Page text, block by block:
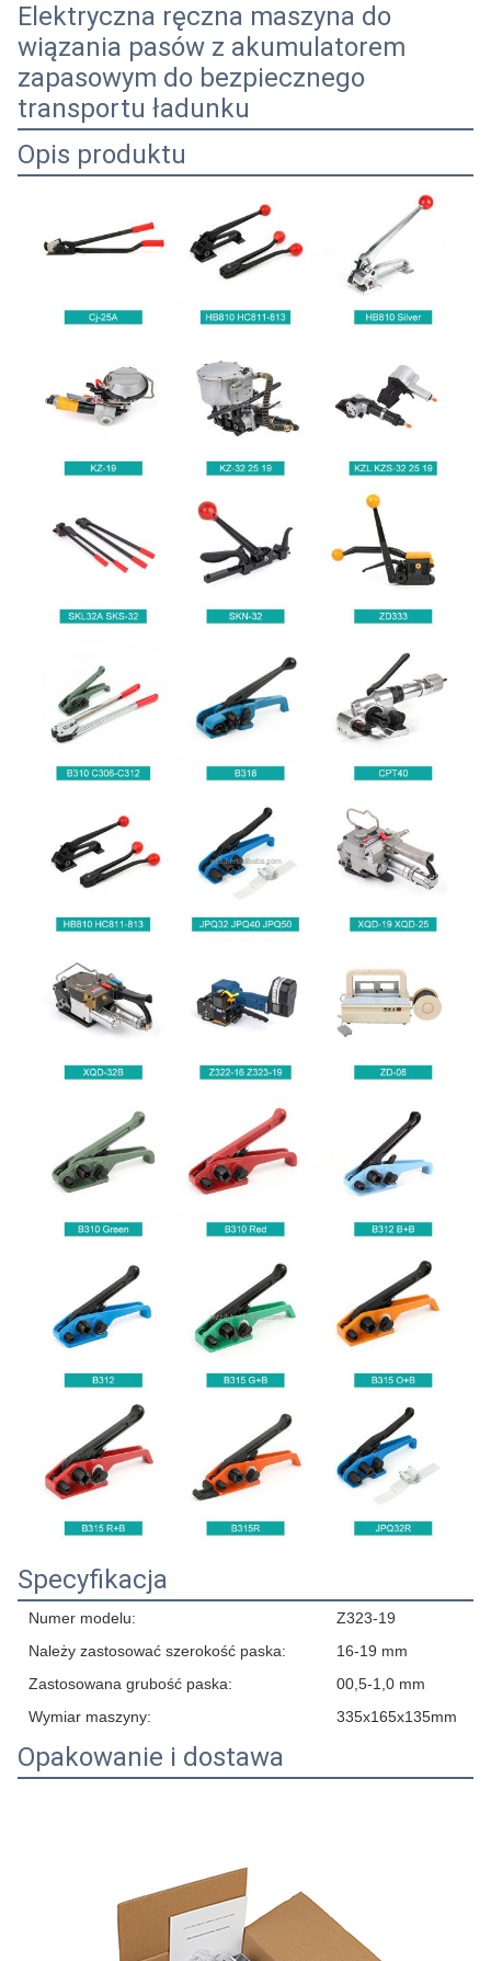
Elektryczna ręczna maszyna do
wiązania pasów z akumulatorem
zapasowym do bezpiecznego
transportu ładunku
Opis produktu
Specyfikacja
Numer modelu:
Z323-19
Należy zastosować szerokość paska:
16-19 mm
Zastosowana grubość paska:
00,5-1,0 mm
Wymiar maszyny:
335x165x135mm
Opakowanie i dostawa